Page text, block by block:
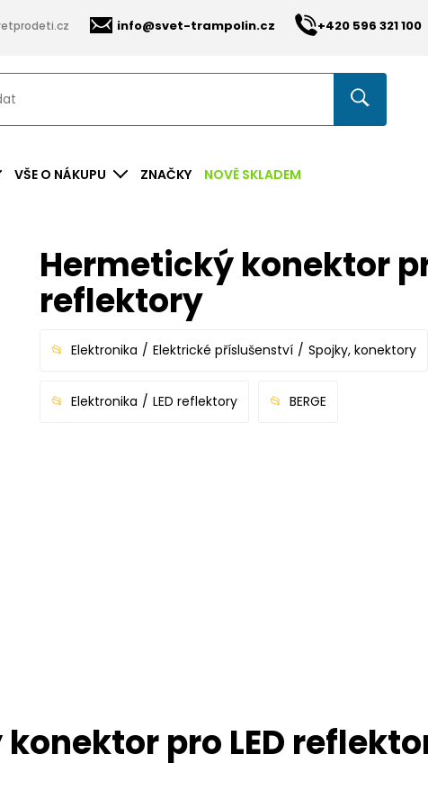
info@svet-trampolin.cz +420 596 321 100
VŠE O NÁKUPU ZNAČKY NOVĚ SKLADEM
Hermetický konektor
reflektory
Elektronika Elektrické příslušenství Spojky, konektory
Elektronika LED reflektory BERGE
pro LED